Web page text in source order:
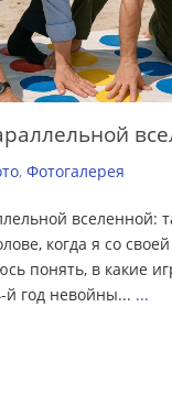
, Фотогалерея
вселенной:
когда я со
понять, в какие
й год невойны... ...